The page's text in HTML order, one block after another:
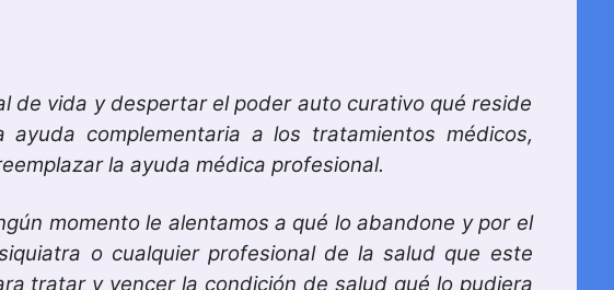
de vida y despertar el poder auto curativo qué reside
complementaria a los tratamientos médicos,
la ayuda médica profesional.
momento le alentamos a qué lo abandone y por el
o cualquier profesional de la salud que este
tratar y vencer la condición de salud qué lo pudiera